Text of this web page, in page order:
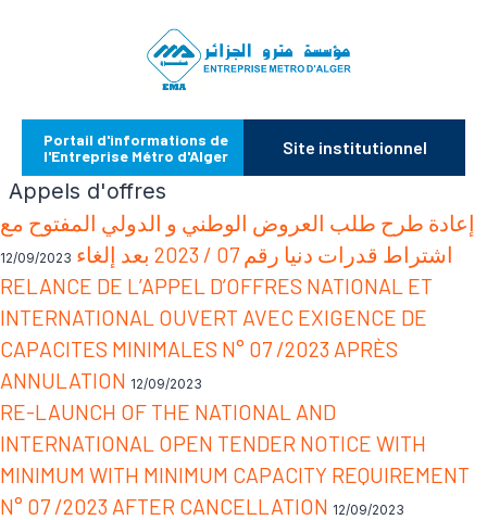
Portail d'informations de
l'Entreprise Métro d'Alger
Site institutionnel
Appels d'offres
إعادة طرح طلب العروض الوطني و الدولي المفتوح مع
اشتراط قدرات دنيا رقم 07 / 2023 بعد إلغاء
12/09/2023
RELANCE DE L’APPEL D’OFFRES NATIONAL ET
INTERNATIONAL OUVERT AVEC EXIGENCE DE
CAPACITES MINIMALES N° 07 /2023 APRÈS
ANNULATION 12/09/2023
RE-LAUNCH OF THE NATIONAL AND
INTERNATIONAL OPEN TENDER NOTICE WITH
MINIMUM WITH MINIMUM CAPACITY REQUIREMENT
N° 07 /2023 AFTER CANCELLATION 12/09/2023